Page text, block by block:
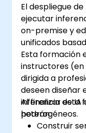
El despliegue
ejecutar
on-premise y
unificados
Esta formación
instructores
dirigida a
deseen diseñar
inferencia de IA
heterogéneos.
Al finalizar esta
podrán:
Construir